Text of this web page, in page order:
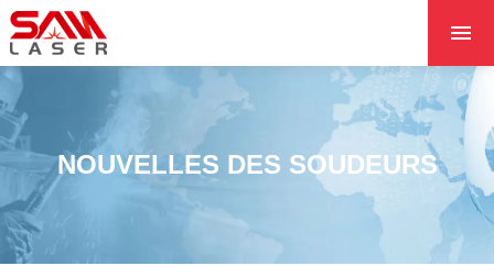
À PROPOS DE
PRODUITS
LES PROJETS
LES NOUVELLES
NOUVELLES DES SOUDEURS